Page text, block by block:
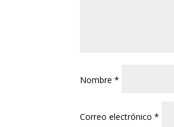
Nombre*
Correo electrónico*